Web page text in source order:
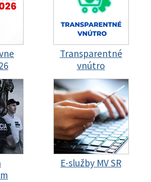
Transparentné
vnútro
E-služby MV SR